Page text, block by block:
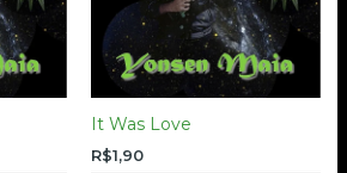
It Was Love
R$1,90